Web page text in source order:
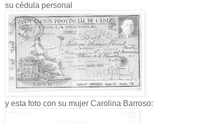
su cédula personal
y esta foto con su mujer Carolina Barroso: